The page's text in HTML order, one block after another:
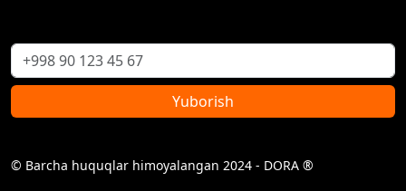
Yuborish
© Barcha huquqlar himoyalangan 2024 - DORA ®